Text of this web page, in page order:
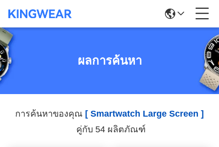
ผลการค้นหา
การค้นหาของคุณ [ Smartwatch Large Screen ]
คู่กับ 54 ผลิตภัณฑ์